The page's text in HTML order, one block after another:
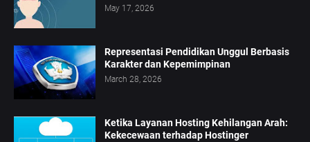
May 17, 2026
Representasi Pendidikan Unggul Berbasis
Karakter dan Kepemimpinan
March 28, 2026
Ketika Layanan Hosting Kehilangan Arah:
Kekecewaan terhadap Hostinger